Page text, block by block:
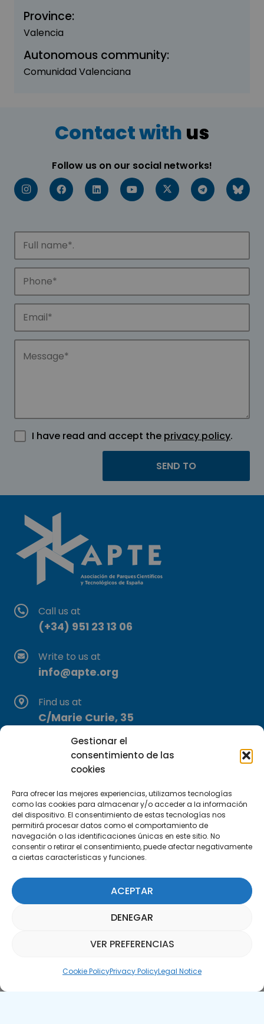
Gestionar el
consentimiento de las
cookies
Para ofrecer las mejores experiencias, utilizamos tecnologías
como las cookies para almacenar y/o acceder a la información
del dispositivo. El consentimiento de estas tecnologías nos
permitirá procesar datos como el comportamiento de
navegación o las identificaciones únicas en este sitio. No
consentir o retirar el consentimiento, puede afectar negativamente
a ciertas características y funciones.
ACEPTAR
DENEGAR
VER PREFERENCIAS
Cookie PolicyPrivacy PolicyLegal Notice
Province:
Valencia
Autonomous community:
Comunidad Valenciana
Contact with us
Follow us on our social networks!
I have read and accept the privacy policy.
Call us at
(+34) 951 23 13 06
Write to us at
info@apte.org
Find us at
C/Marie Curie, 35
29590 Campanillas, Málaga
Subscribe to our Newsletter
SUBSCRIBE HERE